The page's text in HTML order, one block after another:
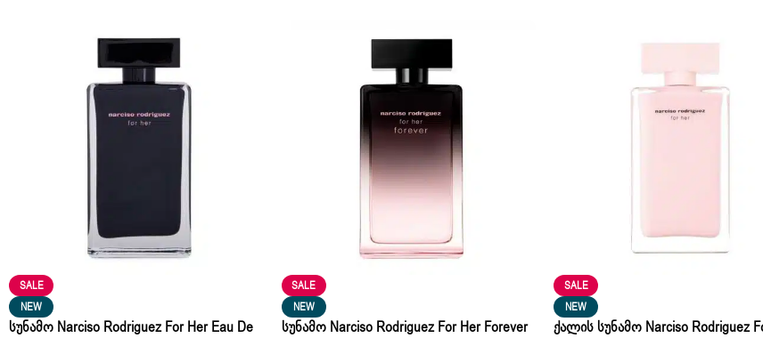
SALE
NEW
Სუნამო Narciso Rodriguez For Her Eau De
SALE
NEW
Სუნამო Narciso Rodriguez For Her Forever
SALE
NEW
Ქალის Სუნამო Narciso Rodriguez